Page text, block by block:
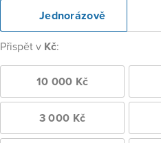
Jednorázově
Přispět v Kč:
10 000 Kč
3 000 Kč